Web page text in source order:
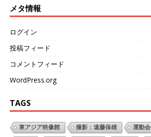
メタ情報
ログイン
投稿フィード
コメントフィード
WordPress.org
TAGS
東アジア映像館 撮影：遠藤保雄 運動会